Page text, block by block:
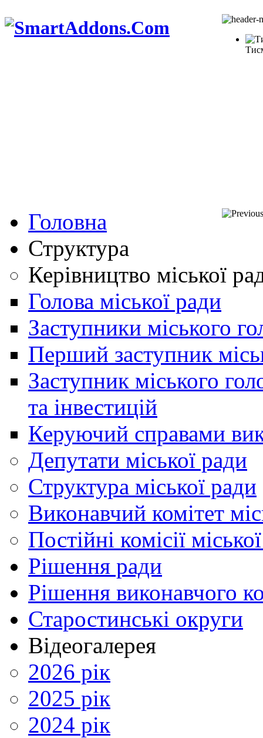
Головна
Структура
Керівництво міської
Голова міської ради
Заступники міського
Перший заступник
Заступник міського
та інвестицій
Керуючий справами
Депутати міської ради
Структура міської ради
Виконавчий комітет
Постійні комісії
Рішення ради
Рішення виконавчого
Старостинські округи
Відеогалерея
2026 рік
2025 рік
2024 рік